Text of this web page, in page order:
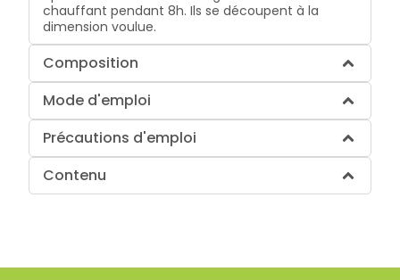
chauffant pendant 8h. Ils se découpent à la
dimension voulue.
Composition
Mode d'emploi
Précautions d'emploi
Contenu